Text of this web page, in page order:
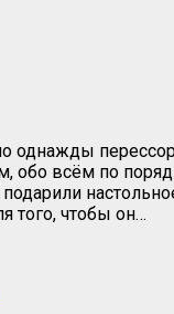
однажды
обо всём по
того, чтобы он…